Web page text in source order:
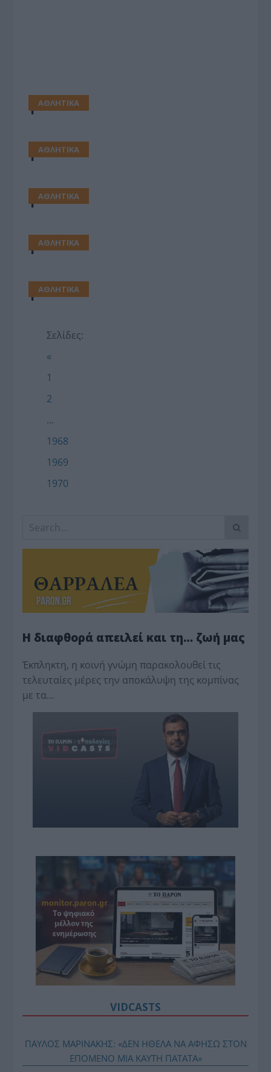
ΑΘΛΗΤΙΚΑ
1
ΑΘΛΗΤΙΚΑ
1
ΑΘΛΗΤΙΚΑ
1
ΑΘΛΗΤΙΚΑ
1
ΑΘΛΗΤΙΚΑ
1
Σελίδες:
«
1
2
...
1968
1969
1970
Η διαφθορά απειλεί και τη… ζωή μας
Έκπληκτη, η κοινή γνώμη παρακολουθεί τις
τελευταίες μέρες την αποκάλυψη της κο­μπίνας
με τα…
VIDCASTS
ΠΑΥΛΟΣ ΜΑΡΙΝΑΚΗΣ: «ΔΕΝ ΗΘΕΛΑ ΝΑ ΑΦΗΣΩ ΣΤΟΝ
ΕΠΟΜΕΝΟ ΜΙΑ ΚΑΥΤΗ ΠΑΤΑΤΑ»